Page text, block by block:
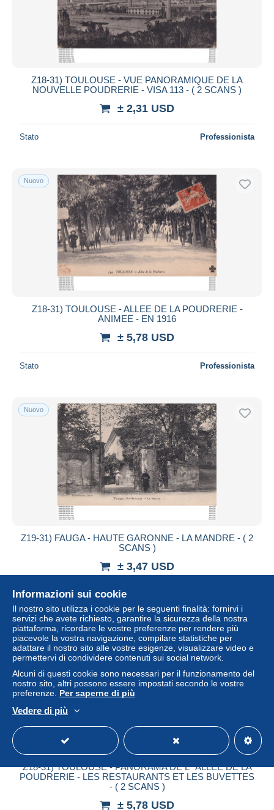
Z18-31) TOULOUSE - VUE PANORAMIQUE DE LA
NOUVELLE POUDRERIE - VISA 113 - ( 2 SCANS )
± 2,31 USD
Stato Professionista
Nuovo
Z18-31) TOULOUSE - ALLEE DE LA POUDRERIE -
ANIMEE - EN 1916
± 5,78 USD
Stato Professionista
Nuovo
Z19-31) FAUGA - HAUTE GARONNE - LA MANDRE - ( 2
SCANS )
± 3,47 USD
Stato
Nuovo
Z18-31) TOULOUSE - PANORAMA DE L ' ALLEE DE LA
POUDRERIE - LES RESTAURANTS ET LES BUVETTES
- ( 2 SCANS )
± 5,78 USD
Informazioni sui cookie
Il nostro sito utilizza i cookie per le seguenti finalità: fornirvi i
servizi che avete richiesto, garantire la sicurezza della nostra
piattaforma, ricordare le vostre preferenze per rendere più
piacevole la vostra navigazione, compilare statistiche per
adattare il nostro sito alle vostre esigenze, visualizzare video e
permettervi di condividere contenuti sui social network.
Alcuni di questi cookie sono necessari per il funzionamento del
nostro sito, altri possono essere impostati secondo le vostre
preferenze. Per saperne di più
Vedere di più